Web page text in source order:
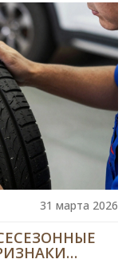
31 марта 2026